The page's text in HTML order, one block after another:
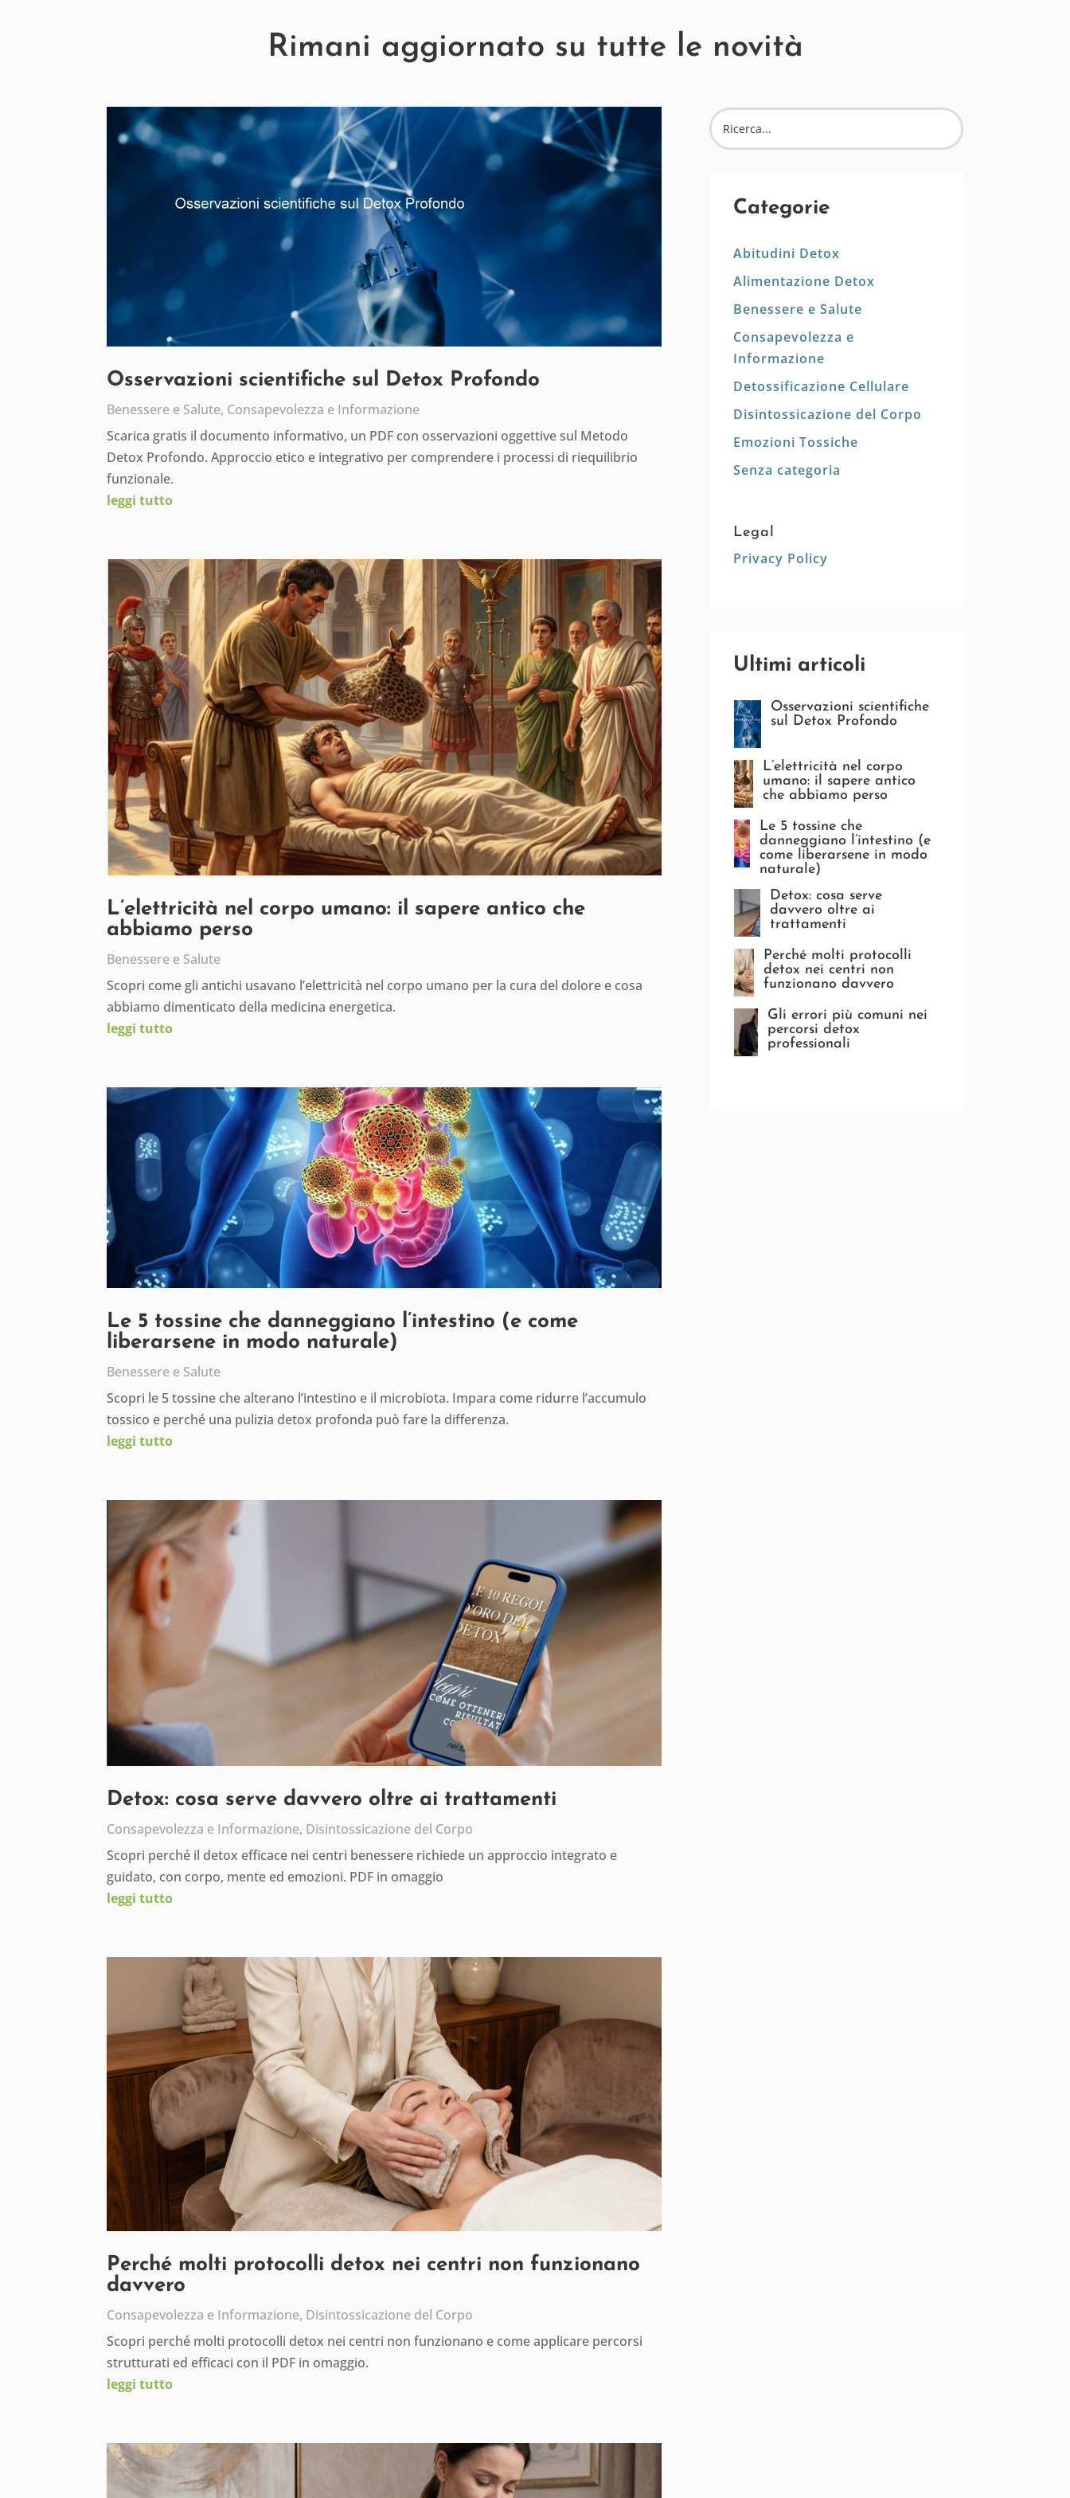
Rimani aggiornato su tutte le novità
Osservazioni scientifiche sul Detox Profondo
Benessere e Salute, Consapevolezza e Informazione
Scarica gratis il documento informativo, un PDF con osservazioni oggettive sul Metodo
Detox Profondo. Approccio etico e integrativo per comprendere i processi di riequilibrio
funzionale.
leggi tutto
L’elettricità nel corpo umano: il sapere antico che
abbiamo perso
Benessere e Salute
Scopri come gli antichi usavano l’elettricità nel corpo umano per la cura del dolore e cosa
abbiamo dimenticato della medicina energetica.
leggi tutto
Le 5 tossine che danneggiano l’intestino (e come
liberarsene in modo naturale)
Benessere e Salute
Scopri le 5 tossine che alterano l’intestino e il microbiota. Impara come ridurre l’accumulo
tossico e perché una pulizia detox profonda può fare la differenza.
leggi tutto
Detox: cosa serve davvero oltre ai trattamenti
Consapevolezza e Informazione, Disintossicazione del Corpo
Scopri perché il detox efficace nei centri benessere richiede un approccio integrato e
guidato, con corpo, mente ed emozioni. PDF in omaggio
leggi tutto
Perché molti protocolli detox nei centri non funzionano
davvero
Consapevolezza e Informazione, Disintossicazione del Corpo
Scopri perché molti protocolli detox nei centri non funzionano e come applicare percorsi
strutturati ed efficaci con il PDF in omaggio.
leggi tutto
Categorie
Abitudini Detox
Alimentazione Detox
Benessere e Salute
Consapevolezza e
Informazione
Detossificazione Cellulare
Disintossicazione del Corpo
Emozioni Tossiche
Senza categoria
Legal
Privacy Policy
Ultimi articoli
Osservazioni scientifiche
sul Detox Profondo
L’elettricità nel corpo
umano: il sapere antico
che abbiamo perso
Le 5 tossine che
danneggiano l’intestino (e
come liberarsene in modo
naturale)
Detox: cosa serve
davvero oltre ai
trattamenti
Perché molti protocolli
detox nei centri non
funzionano davvero
Gli errori più comuni nei
percorsi detox
professionali